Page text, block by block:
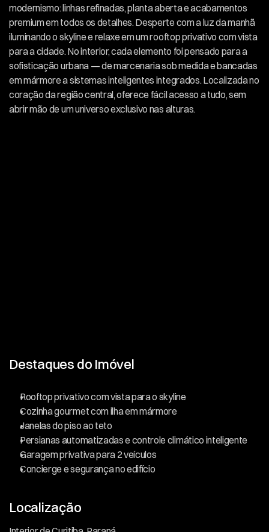
modernismo: linhas refinadas, planta aberta e acabamentos
premium em todos os detalhes. Desperte com a luz da manhã
iluminando o skyline e relaxe em um rooftop privativo com vista
para a cidade. No interior, cada elemento foi pensado para a
sofisticação urbana — de marcenaria sob medida e bancadas
em mármore a sistemas inteligentes integrados. Localizada no
coração da região central, oferece fácil acesso a tudo, sem
abrir mão de um universo exclusivo nas alturas.
Destaques do Imóvel
Rooftop privativo com vista para o skyline
Cozinha gourmet com ilha em mármore
Janelas do piso ao teto
Persianas automatizadas e controle climático inteligente
Garagem privativa para 2 veículos
Concierge e segurança no edifício
Localização